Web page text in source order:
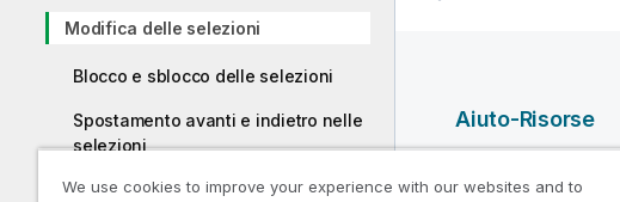
Modifica delle selezioni
Blocco e sblocco delle selezioni
Spostamento avanti e indietro nelle
selezioni
Utilizzo dello strumento Selezioni
Aiuto-Risorse
di Qlik
We use cookies to improve your experience with our websites and to